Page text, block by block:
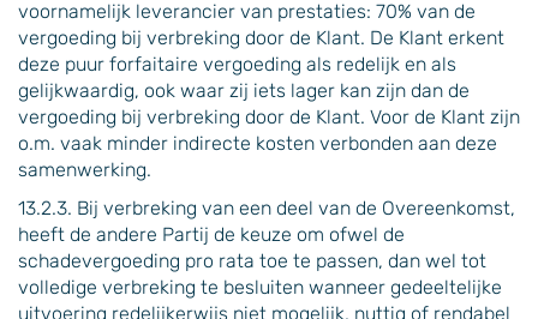
voornamelijk leverancier van prestaties: 70% van de
vergoeding bij verbreking door de Klant. De Klant erkent
deze puur forfaitaire vergoeding als redelijk en als
gelijkwaardig, ook waar zij iets lager kan zijn dan de
vergoeding bij verbreking door de Klant. Voor de Klant zijn
o.m. vaak minder indirecte kosten verbonden aan deze
samenwerking.
13.2.3. Bij verbreking van een deel van de Overeenkomst,
heeft de andere Partij de keuze om ofwel de
schadevergoeding pro rata toe te passen, dan wel tot
volledige verbreking te besluiten wanneer gedeeltelijke
uitvoering redelijkerwijs niet mogelijk, nuttig of rendabel